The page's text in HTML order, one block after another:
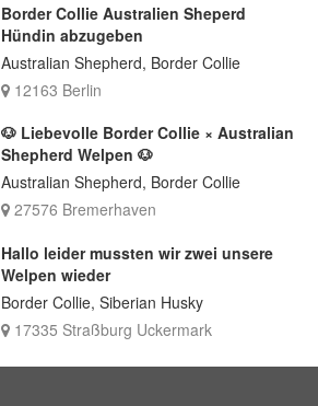
Border Collie Australien Sheperd
Hündin abzugeben
Australian Shepherd, Border Collie
12163 Berlin
🐶 Liebevolle Border Collie × Australian
Shepherd Welpen 🐶
Australian Shepherd, Border Collie
27576 Bremerhaven
Hallo leider mussten wir zwei unsere
Welpen wieder
Border Collie, Siberian Husky
17335 Straßburg Uckermark